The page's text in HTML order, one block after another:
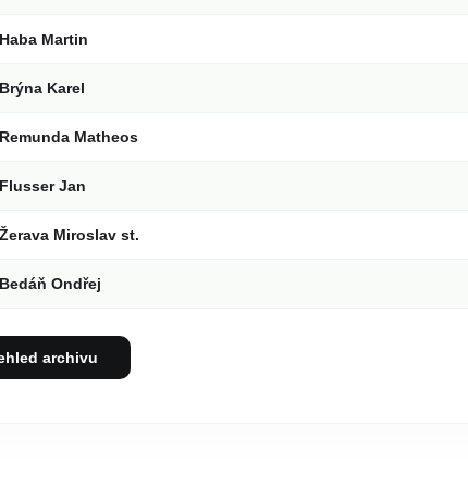
Haba Martin
Brýna Karel
Remunda Matheos
Flusser Jan
Žerava Miroslav st.
Bedáň Ondřej
archivu